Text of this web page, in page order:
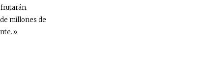
millones de